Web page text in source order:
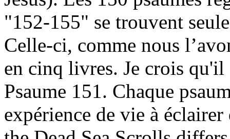
"152-155" se trouvent
Celle-ci, comme nous
en cinq livres. Je crois qu'il
Psaume 151. Chaque
expérience de vie à